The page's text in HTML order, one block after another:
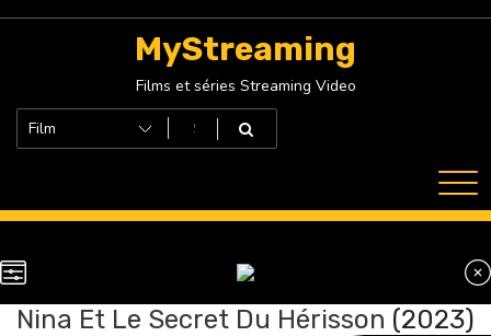
MyStreaming
Films et séries Streaming Video
Nina Et Le Secret Du Hérisson (2023)